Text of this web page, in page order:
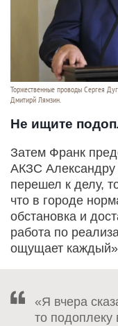
Торжественные проводы Сергея
Дмитирй Лямзин.
Не ищите
Затем Франк
АКЗС Александру
перешел к делу,
что в городе
обстановка и
работа по
ощущает
«Я вчера
то подоплеку